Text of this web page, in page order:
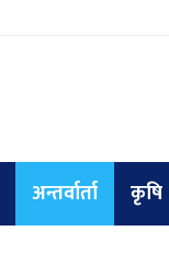
अन्तर्वार्ता कृषि